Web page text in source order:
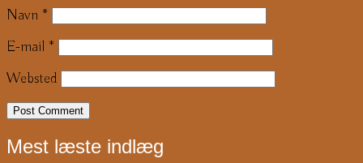
Navn *
E-mail *
Websted
Mest læste indlæg